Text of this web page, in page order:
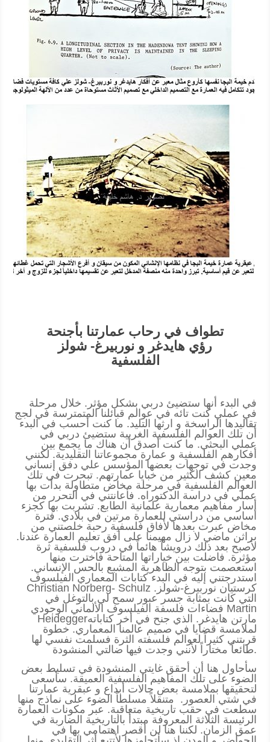
تطواف في رحاب عمارتنا بأجنحة
رؤي هايدغر و نوربيرغ- شولز
الفلسفية
في البدء أنها ستضيئ دربي بشكل مؤثر. خلال مرحلة
في عملي كنت تائه في عوالم قبائلنا المتمترسة في لجج
تقاليدها الراسخة و ارثها التليد. ما كنت أحسب في البدء
أن تلك العوالم الفلسفية الغربية ستضيئ دربي في
عملي البحثي. ما كنت أصدق أن هناك ما يجمع بين
أفكارهم الفلسفية و عمارة مجموعاتنا التقليدية. لكنني
وجدت في توجهات بعضها المؤسس علي دفق إنساني
معين كشف الكثير من خبايا عمارتهم. تبحرت في تلك
العوالم الفلسفية في مرحلة مخاض متطاولة بدأت بها
عملي في دراسة الدكتوراه. فأعانتني في التحرر من
أسار مفاهيم معمارية علمانية الطابع. تشربت بها كجزء
أساسي من دراستي للعمارة مرتين في بلادي. فترة
مخاض عبرت بعدها لأفاق فلسفية رحبة خلصتني من
براثن ماضي لا زال مهيمنا على أفق تعليم العمارة عندنا.
لأصبح بعد ذلك درويشاً هائماً في دروب فلسفية ثرة
مؤثرة. فاضلت بين خياراتها المتاحة فاخترت منها
استعصمت بتوجه الظاهرية المشبع بالحس الإنساني.
استدرجتني إليه في البدء كتابات المعماري الفيلسوف
Christian Norberg- Schulz كرستيان نوربيرغ-شولز.
التي كانت بمثابة جسر عبور سمح لي بالتوغل في
فضاءات فلسفة الفيلسوف الألماني الوجودي Martin
Heideggerمارتن هايدغر. الذي جنح في أخر كتاباته
لملامسة قضايا في صميم عالمنا المعماري. خطوة
قربتني كثيراً لعوالم فلسفته الثرة فسلمت نفسي لها
طائعاً مختاراً لأنني وجدت فيها ضالتي المنشودة.
سأحاول هنا أن أحقق غايتي المنشودة في تسليط بعض
الضوء على تلك المفاهيم الفلسفية العميقة. سأسعى
لتحقيقها بملامسة بعض حالات أبداع و عبقرية عمارتنا
في شتي العصور. متنقلاً مسلطاً الضوء على نماذج منها
سطعت في حقب تاريخية متعاقبة. عبر مكونات العمارة
الرئيسة الثلاثة المعروفة مبتدأ بالتاريخية الضاربة في
عمق الزمان. لكننا هنا لن أقصر اهتمامي بها في